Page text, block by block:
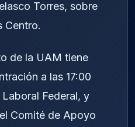
Torres, sobre
Centro.
de la UAM tiene
a las 17:00
Federal, y
Comité de Apoyo